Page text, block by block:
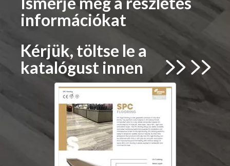
információkat
Kérjük, töltse le a
katalógust innen
 